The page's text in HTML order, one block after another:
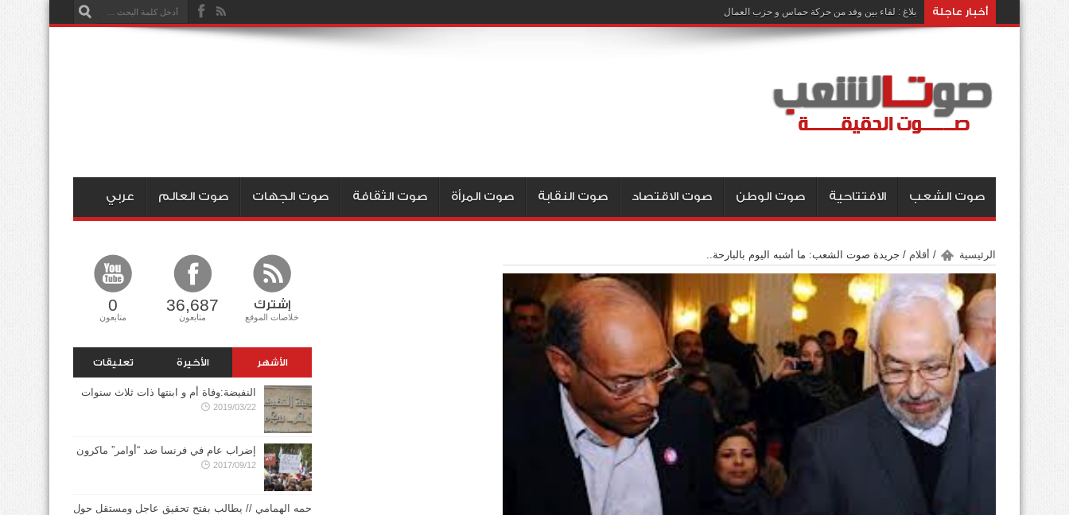
أخبار عاجلة بلاغ : لقاء بين وفد من حركة حماس و حزب العمال
صوت الشعب الافتتاحية صوت الوطن صوت الاقتصاد صوت النقابة صوت المرأة صوت الثقافة صوت الجهات صوت العالم عربي
الرئيسية / أقلام / جريدة صوت الشعب: ما أشبه اليوم بالبارحة..
إشترك
خلاصات الموقع
36,687
متابعون
0
متابعون
الأشهر الأخيرة تعليقات
النفيضة:وفاة أم و ابنتها ذات ثلاث سنوات
2019/03/22
إضراب عام في فرنسا ضد “أوامر” ماكرون
2017/09/12
حمه الهمامي // يطالب بفتح تحقيق عاجل ومستقل حول